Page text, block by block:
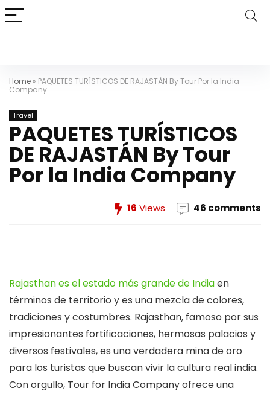
Home » PAQUETES TURÍSTICOS DE RAJASTÁN By Tour Por la India
Company
Travel
PAQUETES TURÍSTICOS
DE RAJASTÁN By Tour
Por la India Company
16 Views 46 comments
Rajasthan es el estado más grande de Indiaen
términos de territorio y es una mezcla de colores,
tradiciones y costumbres. Rajasthan, famoso por sus
impresionantes fortificaciones, hermosas palacios y
diversos festivales, es una verdadera mina de oro
para los turistas que buscan vivir la cultura real india.
Con orgullo, Tour for India Company ofrece una